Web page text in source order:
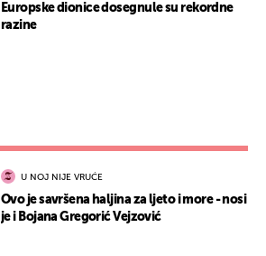
Europske dionice dosegnule su rekordne
razine
U NOJ NIJE VRUĆE
Ovo je savršena haljina za ljeto i more - nosi
je i Bojana Gregorić Vejzović